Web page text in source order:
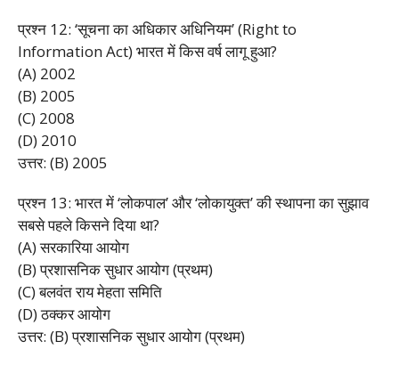
प्रश्न 12: ‘सूचना का अधिकार अधिनियम’ (Right to
Information Act) भारत में किस वर्ष लागू हुआ?
(A) 2002
(B) 2005
(C) 2008
(D) 2010
उत्तर: (B) 2005
प्रश्न 13: भारत में ‘लोकपाल’ और ‘लोकायुक्त’ की स्थापना का सुझाव
सबसे पहले किसने दिया था?
(A) सरकारिया आयोग
(B) प्रशासनिक सुधार आयोग (प्रथम)
(C) बलवंत राय मेहता समिति
(D) ठक्कर आयोग
उत्तर: (B) प्रशासनिक सुधार आयोग (प्रथम)